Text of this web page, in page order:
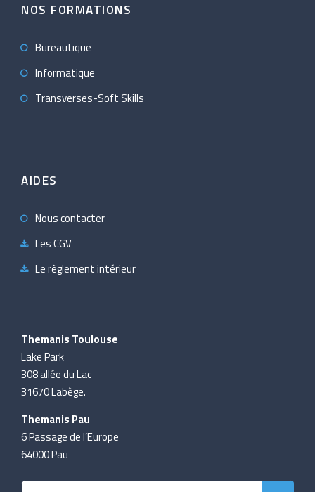
NOS FORMATIONS
Bureautique
Informatique
Transverses-Soft Skills
AIDES
Nous contacter
Les CGV
Le règlement intérieur
Themanis Toulouse
Lake Park
308 allée du Lac
31670 Labège.
Themanis Pau
6 Passage de l’Europe
64000 Pau